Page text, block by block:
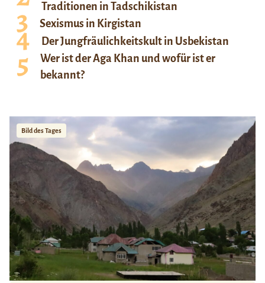
Traditionen in Tadschikistan
Sexismus in Kirgistan
Der Jungfräulichkeitskult in Usbekistan
Wer ist der Aga Khan und wofür ist er
bekannt?
Bild des Tages